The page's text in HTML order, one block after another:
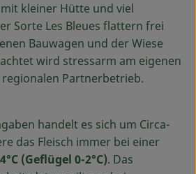
kleiner Hütte und viel
Sorte Les Bleues flattern frei
Bauwagen und der Wiese
wird stressarm am eigenen
Partnerbetrieb.
handelt es sich um Circa-
das Fleisch immer bei einer
(Geflügel 0-2°C). Das